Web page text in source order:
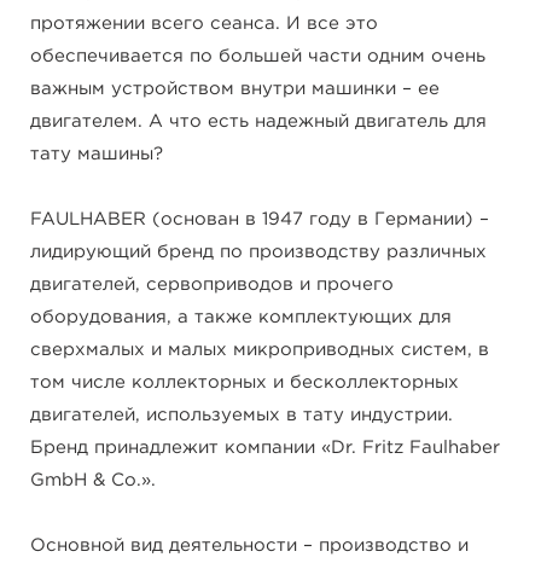
протяжении всего сеанса. И все это
обеспечивается по большей части одним очень
важным устройством внутри машинки – ее
двигателем. А что есть надежный двигатель для
тату машины?
FAULHABER (основан в 1947 году в Германии) –
лидирующий бренд по производству различных
двигателей, сервоприводов и прочего
оборудования, а также комплектующих для
сверхмалых и малых микроприводных систем, в
том числе коллекторных и бесколлекторных
двигателей, используемых в тату индустрии.
Бренд принадлежит компании «Dr. Fritz Faulhaber
GmbH & Co.».
Основной вид деятельности – производство и